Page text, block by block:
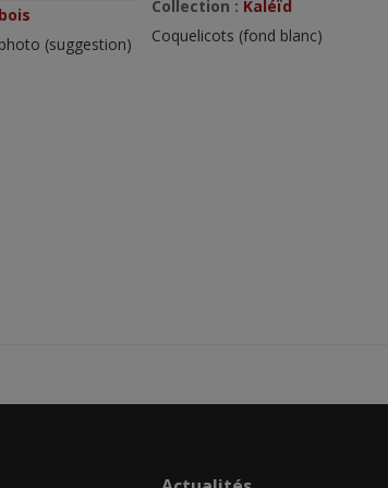
(suggestion)
Collection : Kaléïd
Coquelicots (fond blanc)